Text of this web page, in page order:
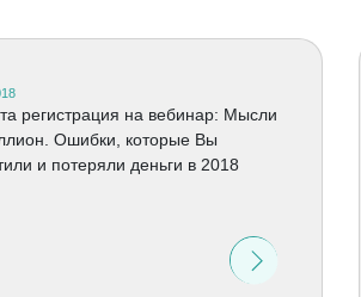
регистрация на вебинар: Мысли
Ошибки, которые Вы
и потеряли деньги в 2018